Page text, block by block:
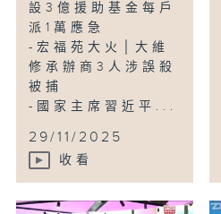
設3億援助基金每戶
派1萬應急
-宏福苑大火│大維
修承辦商3人涉誤殺
被捕
-國家主席習近平...
29/11/2025
收看